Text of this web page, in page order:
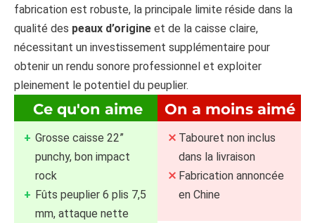
fabrication est robuste, la principale limite réside dans la
qualité des peaux d’origine et de la caisse claire,
nécessitant un investissement supplémentaire pour
obtenir un rendu sonore professionnel et exploiter
pleinement le potentiel du peuplier.
Ce qu'on aime
Grosse caisse 22”
punchy, bon impact
rock
Fûts peuplier 6 plis 7,5
mm, attaque nette
On a moins aimé
Tabouret non inclus
dans la livraison
Fabrication annoncée
en Chine